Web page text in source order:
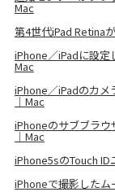
Mac
第4世代iPad Retina
iPhone／iPadに設定
Mac
iPhone／iPadのカ
｜Mac
iPhoneのサブブラ
｜Mac
iPhone5sのTouch
iPhoneで撮影したム